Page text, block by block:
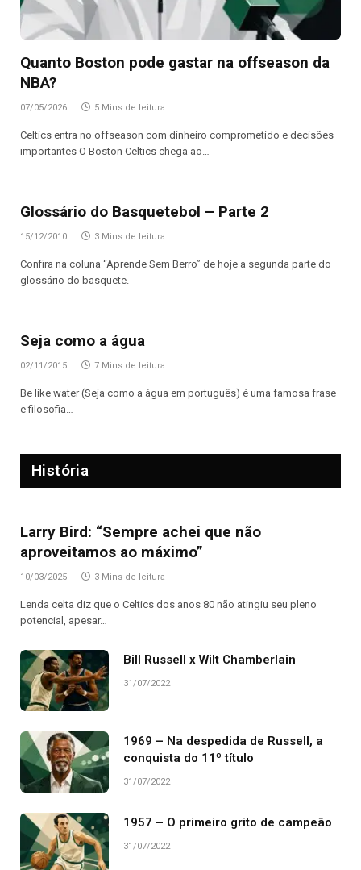
Quanto Boston pode gastar na offseason da
NBA?
07/05/2026 5 Mins de leitura
Celtics entra no offseason com dinheiro comprometido e decisões
importantes O Boston Celtics chega ao…
Glossário do Basquetebol – Parte 2
15/12/2010 3 Mins de leitura
Confira na coluna “Aprende Sem Berro” de hoje a segunda parte do
glossário do basquete.
Seja como a água
02/11/2015 7 Mins de leitura
Be like water (Seja como a água em português) é uma famosa frase
e filosofia…
História
Larry Bird: “Sempre achei que não
aproveitamos ao máximo”
10/03/2025 3 Mins de leitura
Lenda celta diz que o Celtics dos anos 80 não atingiu seu pleno
potencial, apesar…
Bill Russell x Wilt Chamberlain
31/07/2022
1969 – Na despedida de Russell, a
conquista do 11º título
31/07/2022
1957 – O primeiro grito de campeão
31/07/2022